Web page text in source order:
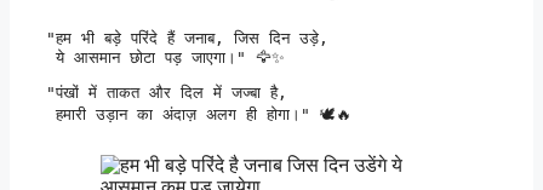
"हम भी बड़े परिंदे हैं जनाब, जिस दिन उड़े,
ये आसमान छोटा पड़ जाएगा।" 🦅✨
"पंखों में ताकत और दिल में जज्बा है,
हमारी उड़ान का अंदाज़ अलग ही होगा।" 🕊️🔥